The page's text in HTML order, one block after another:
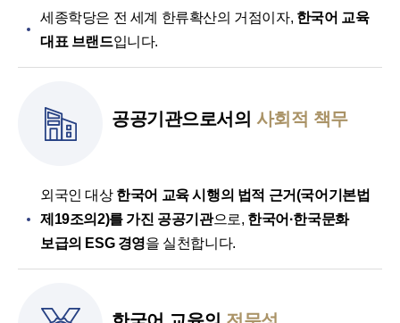
세종학당은 전 세계 한류확산의 거점이자, 한국어 교육
대표 브랜드입니다.
공공기관으로서의 사회적 책무
외국인 대상 한국어 교육 시행의 법적 근거(국어기본법
제19조의2)를 가진 공공기관으로, 한국어·한국문화
보급의 ESG 경영을 실천합니다.